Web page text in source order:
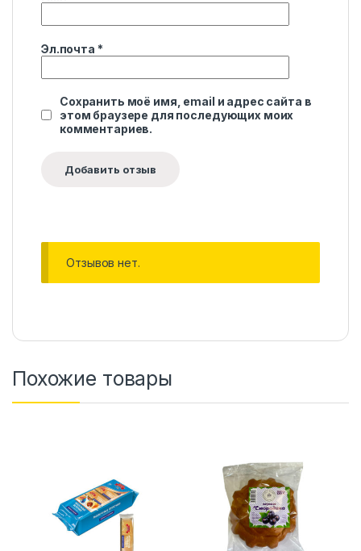
Эл.почта *
Сохранить моё имя, email и адрес сайта в
этом браузере для последующих моих
комментариев.
Отзывов нет.
Похожие товары